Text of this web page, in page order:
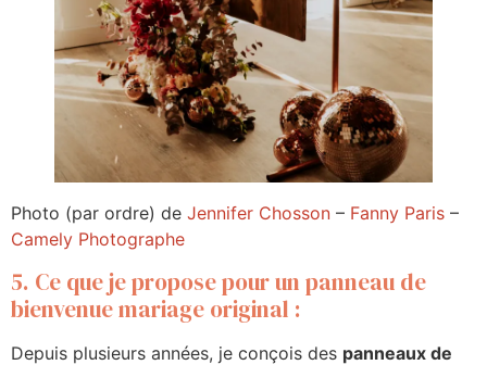
Photo (par ordre) de Jennifer Chosson – Fanny Paris –
Camely Photographe
5. Ce que je propose pour un panneau de
bienvenue mariage original :
Depuis plusieurs années, je conçois des panneaux de